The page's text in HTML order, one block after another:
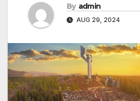
By admin
AUG 29, 2024